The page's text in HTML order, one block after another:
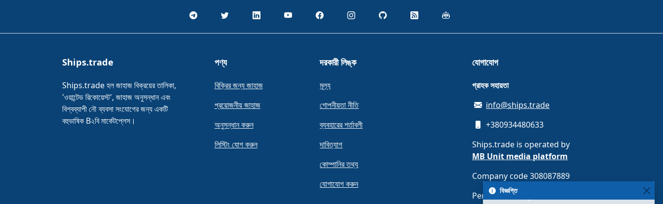
Ships.trade
Ships.trade হল জাহাজ বিক্রয়ের তালিকা,
'ওয়ান্টেড রিকোয়েস্ট', জাহাজ অনুসন্ধান এবং
বিশ্বব্যাপী নৌ ব্যবসা সংযোগের জন্য একটি
বহুভাষিক B২বি মার্কেটপ্লেস।
পণ্য
বিক্রির জন্য জাহাজ
প্রয়োজনীয় জাহাজ
অনুসন্ধান করুন
লিস্টিং যোগ করুন
দরকারী লিঙ্ক
মূল্য
গোপনীয়তা নীতি
ব্যবহারের শর্তাবলী
দাবিত্যাগ
কোম্পানির তথ্য
যোগাযোগ করুন
যোগাযোগ
গ্রাহক সহায়তা
info@ships.trade
+380934480633
Ships.trade is operated by
MB Unit media platform
Company code 308087889
Perkūnkiemio g. 13-91, LT-12114
বিজ্ঞপ্তি